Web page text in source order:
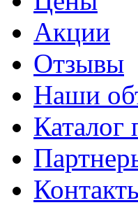
Акции
Отзывы
Наши
Каталог